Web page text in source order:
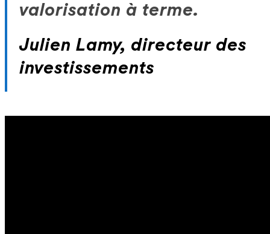
valorisation à terme.
Julien Lamy, directeur des
investissements